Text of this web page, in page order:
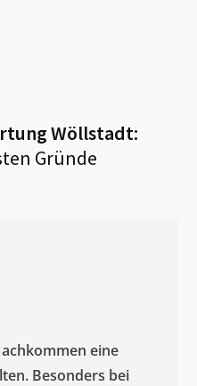
Wöllstadt:
Gründe
eine
Besonders bei